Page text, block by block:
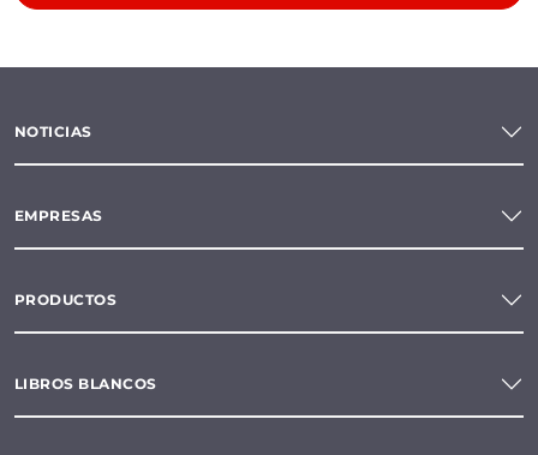
NOTICIAS
EMPRESAS
PRODUCTOS
LIBROS BLANCOS